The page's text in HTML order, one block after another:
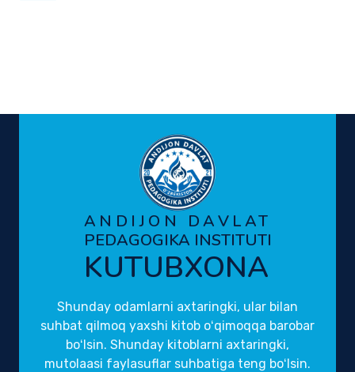
ANDIJON DAVLAT
PEDAGOGIKA INSTITUTI
KUTUBXONA
Shunday odamlarni axtaringki, ular bilan
suhbat qilmoq yaxshi kitob oʻqimoqqa barobar
boʻlsin. Shunday kitoblarni axtaringki,
mutolaasi faylasuflar suhbatiga teng boʻlsin.